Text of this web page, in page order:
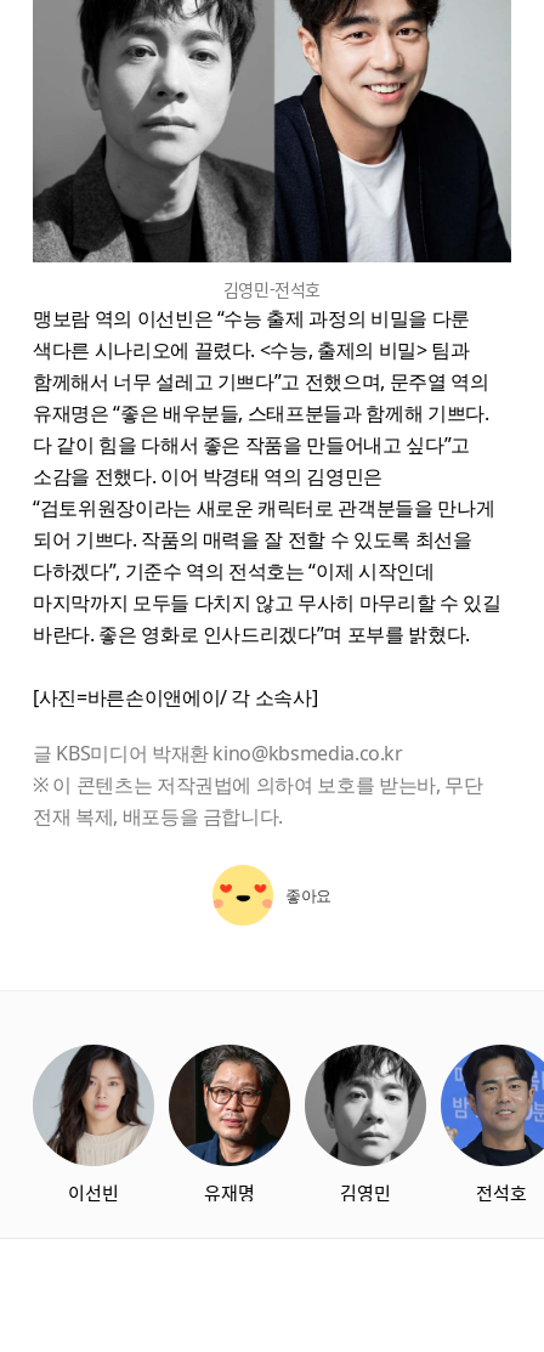
김영민-전석호
맹보람 역의 이선빈은 “수능 출제 과정의 비밀을 다룬
색다른 시나리오에 끌렸다. <수능, 출제의 비밀> 팀과
함께해서 너무 설레고 기쁘다”고 전했으며, 문주열 역의
유재명은 “좋은 배우분들, 스태프분들과 함께해 기쁘다.
다 같이 힘을 다해서 좋은 작품을 만들어내고 싶다”고
소감을 전했다. 이어 박경태 역의 김영민은
“검토위원장이라는 새로운 캐릭터로 관객분들을 만나게
되어 기쁘다. 작품의 매력을 잘 전할 수 있도록 최선을
다하겠다”, 기준수 역의 전석호는 “이제 시작인데
마지막까지 모두들 다치지 않고 무사히 마무리할 수 있길
바란다. 좋은 영화로 인사드리겠다”며 포부를 밝혔다.
[사진=바른손이앤에이/ 각 소속사]
글 KBS미디어 박재환 kino@kbsmedia.co.kr
※ 이 콘텐츠는 저작권법에 의하여 보호를 받는바, 무단
전재 복제, 배포등을 금합니다.
좋아요
이선빈 유재명 김영민 전석호